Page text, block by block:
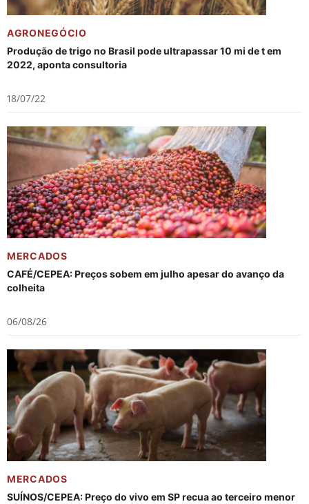
AGRONEGÓCIO
Produção de trigo no Brasil pode ultrapassar 10 mi de t em
2022, aponta consultoria
18/07/22
MERCADOS
CAFÉ/CEPEA: Preços sobem em julho apesar do avanço da
colheita
06/08/26
MERCADOS
SUÍNOS/CEPEA: Preço do vivo em SP recua ao terceiro menor